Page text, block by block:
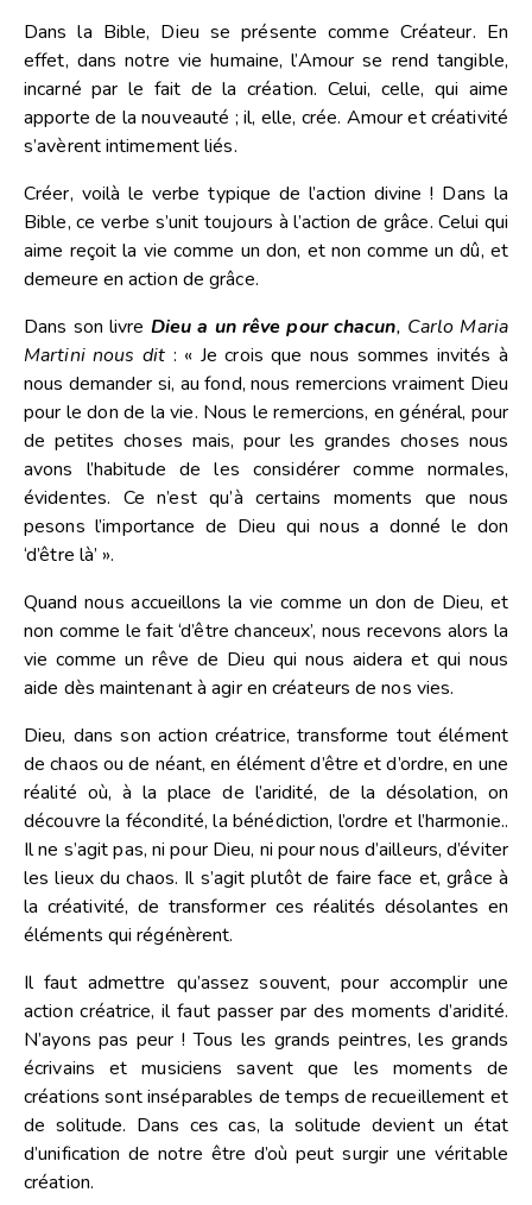
Dans la Bible, Dieu se présente comme Créateur. En
effet, dans notre vie humaine, l’Amour se rend tangible,
incarné par le fait de la création. Celui, celle, qui aime
apporte de la nouveauté ; il, elle, crée. Amour et créativité
s’avèrent intimement liés.
Créer, voilà le verbe typique de l’action divine ! Dans la
Bible, ce verbe s’unit toujours à l’action de grâce. Celui qui
aime reçoit la vie comme un don, et non comme un dû, et
demeure en action de grâce.
Dans son livre Dieu a un rêve pour chacun, Carlo Maria
Martini nous dit : « Je crois que nous sommes invités à
nous demander si, au fond, nous remercions vraiment Dieu
pour le don de la vie. Nous le remercions, en général, pour
de petites choses mais, pour les grandes choses nous
avons l’habitude de les considérer comme normales,
évidentes. Ce n’est qu’à certains moments que nous
pesons l’importance de Dieu qui nous a donné le don
‘d’être là’ ».
Quand nous accueillons la vie comme un don de Dieu, et
non comme le fait ‘d’être chanceux’, nous recevons alors la
vie comme un rêve de Dieu qui nous aidera et qui nous
aide dès maintenant à agir en créateurs de nos vies.
Dieu, dans son action créatrice, transforme tout élément
de chaos ou de néant, en élément d’être et d’ordre, en une
réalité où, à la place de l’aridité, de la désolation, on
découvre la fécondité, la bénédiction, l’ordre et l’harmonie..
Il ne s’agit pas, ni pour Dieu, ni pour nous d’ailleurs, d’éviter
les lieux du chaos. Il s’agit plutôt de faire face et, grâce à
la créativité, de transformer ces réalités désolantes en
éléments qui régénèrent.
Il faut admettre qu’assez souvent, pour accomplir une
action créatrice, il faut passer par des moments d’aridité.
N’ayons pas peur ! Tous les grands peintres, les grands
écrivains et musiciens savent que les moments de
créations sont inséparables de temps de recueillement et
de solitude. Dans ces cas, la solitude devient un état
d’unification de notre être d’où peut surgir une véritable
création.